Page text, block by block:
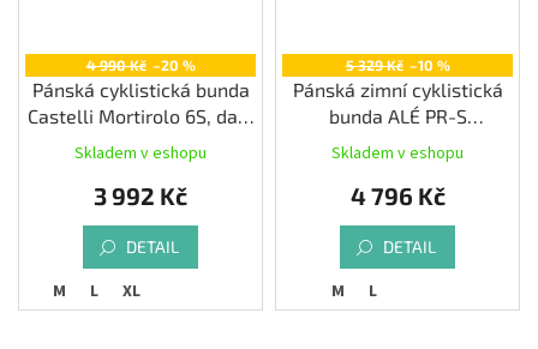
4 990 Kč –20 %
Pánská cyklistická bunda
Castelli Mortirolo 6S, dark
gray/silver gray-red
Skladem v eshopu
3 992 Kč
DETAIL
M L XL
5 329 Kč –10 %
Pánská zimní cyklistická
bunda ALÉ PR-S
GRADIENT, navy blue
Skladem v eshopu
4 796 Kč
DETAIL
M L